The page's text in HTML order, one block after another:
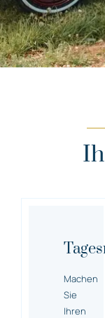
Machen
Sie
Ihren